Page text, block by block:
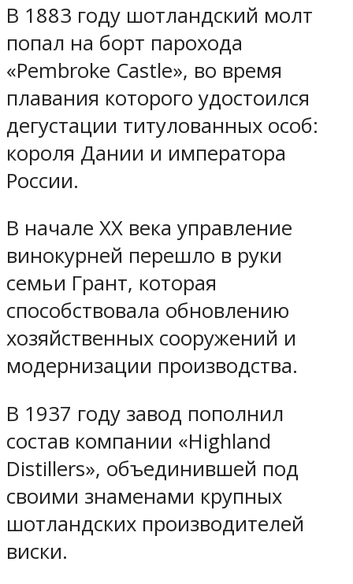
В 1883 году шотландский молт
попал на борт парохода
«Pembroke Castle», во время
плавания которого удостоился
дегустации титулованных особ:
короля Дании и императора
России.
В начале XX века управление
винокурней перешло в руки
семьи Грант, которая
способствовала обновлению
хозяйственных сооружений и
модернизации производства.
В 1937 году завод пополнил
состав компании «Highland
Distillers», объединившей под
своими знаменами крупных
шотландских производителей
виски.